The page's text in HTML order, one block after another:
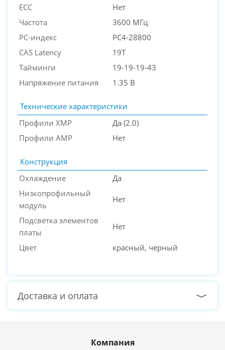
ECC
Нет
Частота
3600 МГц
PC-индекс
PC4-28800
CAS Latency
19T
Тайминги
19-19-19-43
Напряжение питания
1.35 В
Технические характеристики
Профили XMP
Да (2.0)
Профили AMP
Нет
Конструкция
Охлаждение
Да
Низкопрофильный
модуль
Нет
Подсветка элементов
платы
Нет
Цвет красный, черный
Доставка и оплата
Компания